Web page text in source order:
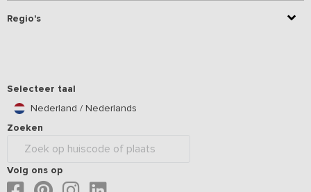
Regio's
Selecteer taal
Nederland / Nederlands
Zoeken
Volg ons op